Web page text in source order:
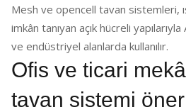
Mesh ve opencell tavan sistemleri,
imkân tanıyan açık hücreli
ve endüstriyel alanlarda kullanılır.
Ofis ve ticari
tavan sistemi